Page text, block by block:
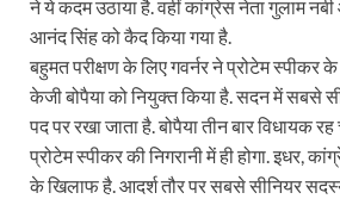
ने ये कदम उठाया है. वहीं कांग्रेस नेता गुलाम
आनंद सिंह को कैद किया गया है.
बहुमत परीक्षण के लिए गवर्नर ने प्रोटेम स्पीकर
केजी बोपैया को नियुक्त किया है. सदन में सबसे
पद पर रखा जाता है. बोपैया तीन बार विधायक
प्रोटेम स्पीकर की निगरानी में ही होगा. इधर,
के खिलाफ है. आदर्श तौर पर सबसे सीनियर